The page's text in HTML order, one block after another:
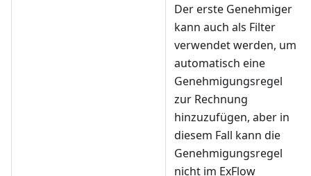
Der erste Genehmiger
kann auch als Filter
verwendet werden, um
automatisch eine
Genehmigungsregel
zur Rechnung
hinzuzufügen, aber in
diesem Fall kann die
Genehmigungsregel
nicht im ExFlow